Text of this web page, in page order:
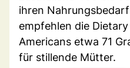
ihren
empfehlen die
Americans etwa 71
für stillende Mütter.